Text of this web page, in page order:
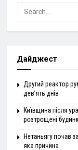
Дайджест
Другий реактор
дев’ять днів
Київщина після
розтрощені
Нетаньягу почав
яка причина